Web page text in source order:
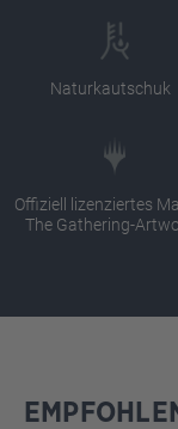
Naturkautschuk
Offiziell lizenziertes
The Gathering-
Produktgalerie